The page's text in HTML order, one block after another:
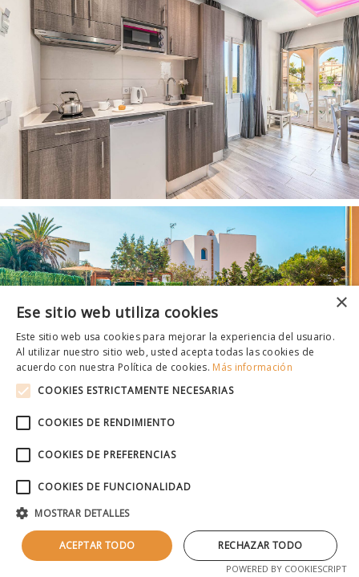
×
Ese sitio web utiliza cookies
Este sitio web usa cookies para mejorar la experiencia del usuario.
Al utilizar nuestro sitio web, usted acepta todas las cookies de
acuerdo con nuestra Política de cookies. Más información
COOKIES ESTRICTAMENTE NECESARIAS
COOKIES DE RENDIMIENTO
COOKIES DE PREFERENCIAS
COOKIES DE FUNCIONALIDAD
MOSTRAR DETALLES
ACEPTAR TODO RECHAZAR TODO
POWERED BY COOKIESCRIPT